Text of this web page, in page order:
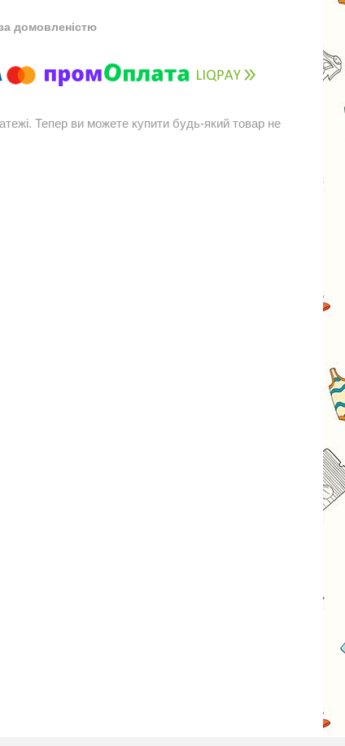
домовленістю
Тепер ви можете купити будь-який товар не